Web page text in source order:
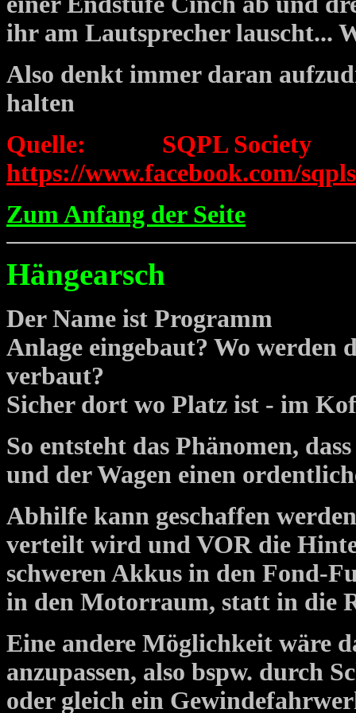
ihr am Lautsprecher lauscht...
Also denkt immer daran
halten
Quelle: SQPL
https://www.facebook.com/
Zum Anfang der Seite
Hängearsch
Der Name ist Programm
Anlage eingebaut? Wo werden
verbaut?
Sicher dort wo Platz ist - im
So entsteht das Phänomen,
und der Wagen einen
Abhilfe kann geschaffen
verteilt wird und VOR die
schweren Akkus in den Fond-
in den Motorraum, statt in die
Eine andere Möglichkeit wäre
anzupassen, also bspw. durch
oder gleich ein